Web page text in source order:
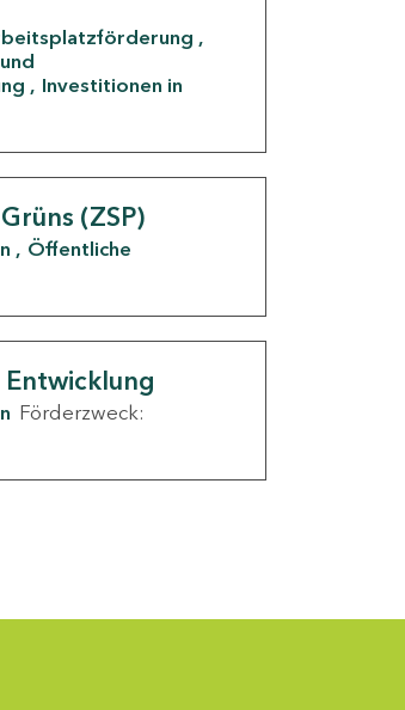
Investitionen in
(ZSP)
Öffentliche
Förderzweck: